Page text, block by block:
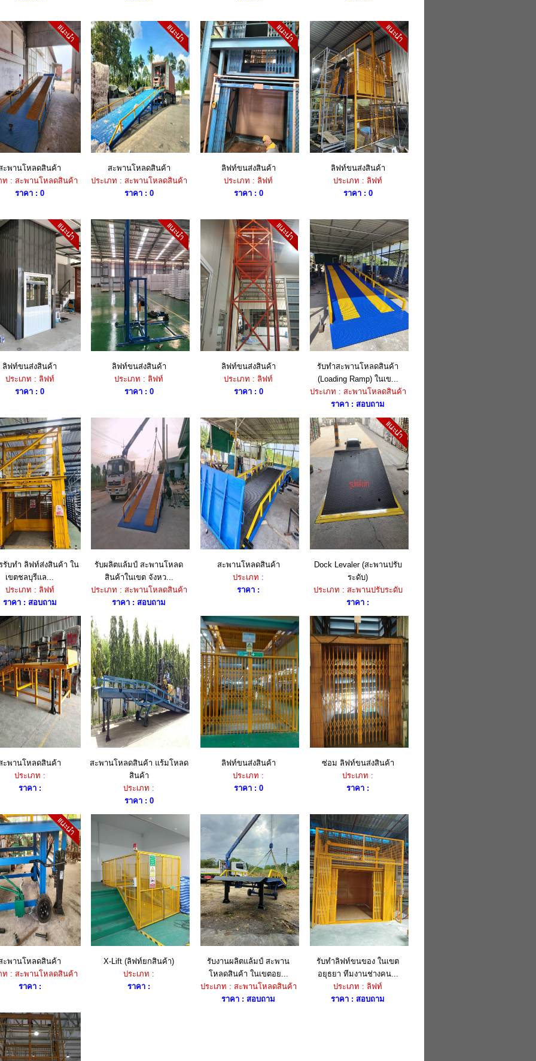
ะพานโหลดสินค้า
ท : สะพานโหลดสินค้า
ราคา : 0
สะพานโหลดสินค้า
ประเภท : สะพานโหลดสินค้า
ราคา : 0
ลิฟท์ขนส่งสินค้า
ประเภท : ลิฟท์
ราคา : 0
ลิฟท์ขนส่งสินค้า
ประเภท : ลิฟท์
ราคา : 0
ลิฟท์ขนส่งสินค้า
ประเภท : ลิฟท์
ราคา : 0
ลิฟท์ขนส่งสินค้า
ประเภท : ลิฟท์
ราคา : 0
ลิฟท์ขนส่งสินค้า
ประเภท : ลิฟท์
ราคา : 0
รับทำสะพานโหลดสินค้า
(Loading Ramp) ในเข...
ประเภท : สะพานโหลดสินค้า
ราคา : สอบถาม
รับทำ ลิฟท์ส่งสินค้า ใน
เขตชลบุรีแล...
ประเภท : ลิฟท์
ราคา : สอบถาม
รับผลิตแล้มป์ สะพานโหลด
สินค้าในเขต จังหว...
ประเภท : สะพานโหลดสินค้า
ราคา : สอบถาม
สะพานโหลดสินค้า
ประเภท :
ราคา :
Dock Levaler (สะพานปรับ
ระดับ)
ประเภท : สะพานปรับระดับ
ราคา :
ะพานโหลดสินค้า
ประเภท :
ราคา :
สะพานโหลดสินค้า แร้มโหลด
สินค้า
ประเภท :
ราคา : 0
ลิฟท์ขนส่งสินค้า
ประเภท :
ราคา : 0
ซ่อม ลิฟท์ขนส่งสินค้า
ประเภท :
ราคา :
ะพานโหลดสินค้า
ท : สะพานโหลดสินค้า
ราคา :
X-Lift (ลิฟท์ยกสินค้า)
ประเภท :
ราคา :
รับงานผลิตแล้มป์ สะพาน
โหลดสินค้า ในเขตอย...
ประเภท : สะพานโหลดสินค้า
ราคา : สอบถาม
รับทำลิฟท์ขนของ ในเขต
อยุธยา ทีมงานช่างคน...
ประเภท : ลิฟท์
ราคา : สอบถาม